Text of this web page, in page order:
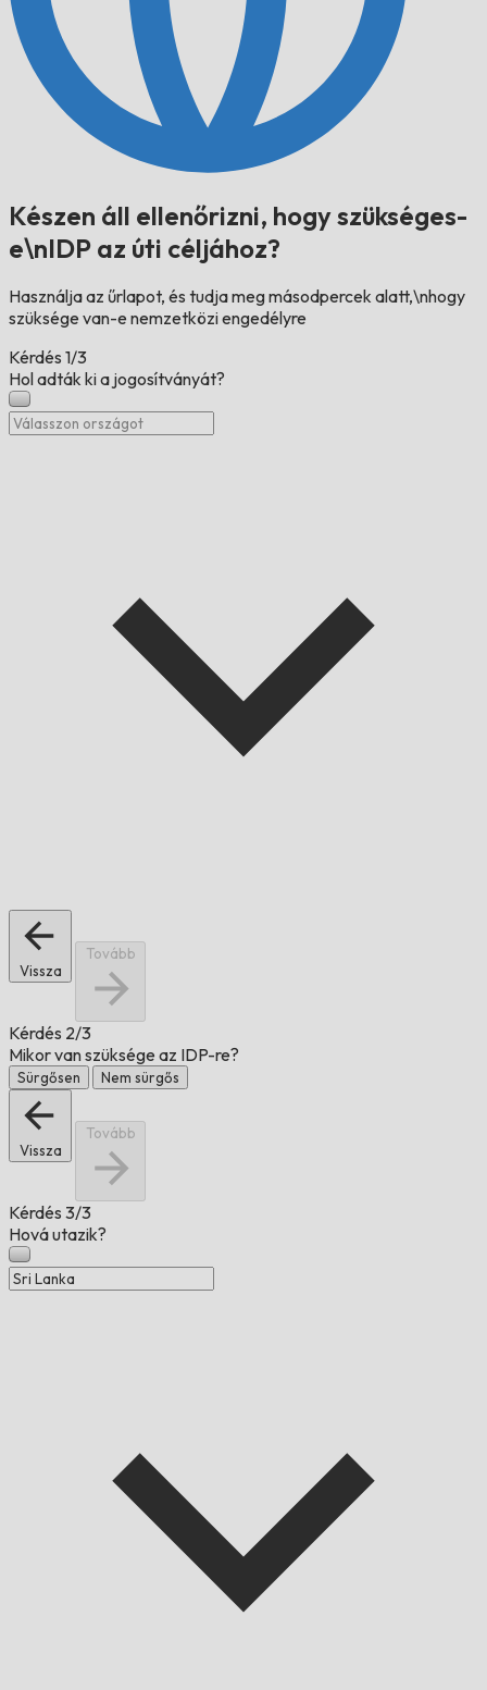
Készen áll ellenőrizni, hogy szükséges-
e\nIDP az úti céljához?
Használja az űrlapot, és tudja meg másodpercek alatt,\nhogy
szüksége van-e nemzetközi engedélyre
Kérdés 1/3
Hol adták ki a jogosítványát?
Vissza
Tovább
Kérdés 2/3
Mikor van szüksége az IDP-re?
Sürgősen Nem sürgős
Vissza
Tovább
Kérdés 3/3
Hová utazik?